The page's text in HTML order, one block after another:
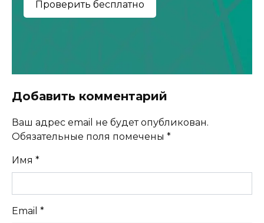
Добавить комментарий
Ваш адрес email не будет опубликован.
Обязательные поля помечены *
Имя *
Email *